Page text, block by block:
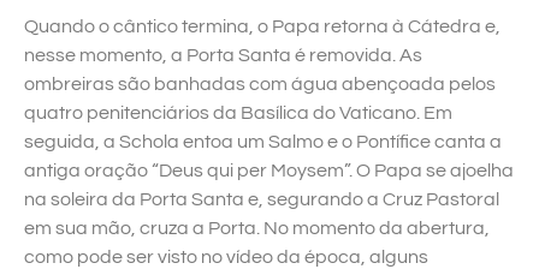
Quando o cântico termina, o Papa retorna à Cátedra e,
nesse momento, a Porta Santa é removida. As
ombreiras são banhadas com água abençoada pelos
quatro penitenciários da Basílica do Vaticano. Em
seguida, a Schola entoa um Salmo e o Pontífice canta a
antiga oração “Deus qui per Moysem”. O Papa se ajoelha
na soleira da Porta Santa e, segurando a Cruz Pastoral
em sua mão, cruza a Porta. No momento da abertura,
como pode ser visto no vídeo da época, alguns